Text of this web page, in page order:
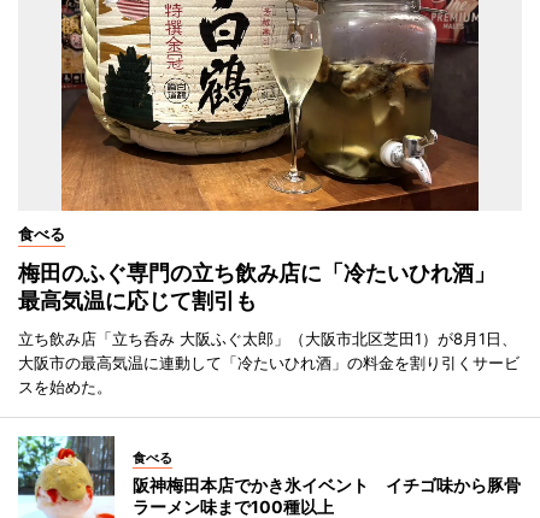
食べる
梅田のふぐ専門の立ち飲み店に「冷たいひれ酒」
最高気温に応じて割引も
立ち飲み店「立ち呑み 大阪ふぐ太郎」（大阪市北区芝田1）が8月1日、
大阪市の最高気温に連動して「冷たいひれ酒」の料金を割り引くサービ
スを始めた。
食べる
阪神梅田本店でかき氷イベント イチゴ味から豚骨
ラーメン味まで100種以上